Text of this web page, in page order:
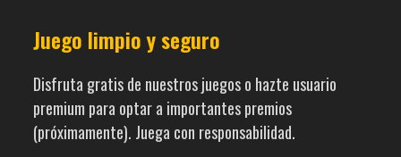
Juego limpio y seguro
Disfruta gratis de nuestros juegos o hazte usuario
premium para optar a importantes premios
(próximamente). Juega con responsabilidad.